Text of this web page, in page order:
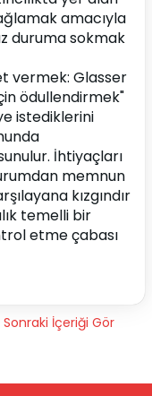
amacıyla
duruma sokmak
vermek: Glasser
ödullendirmek"
istediklerini
İhtiyaçları
memnun
kızgındır
temelli bir
etme çabası
Sonraki İçeriği Gör